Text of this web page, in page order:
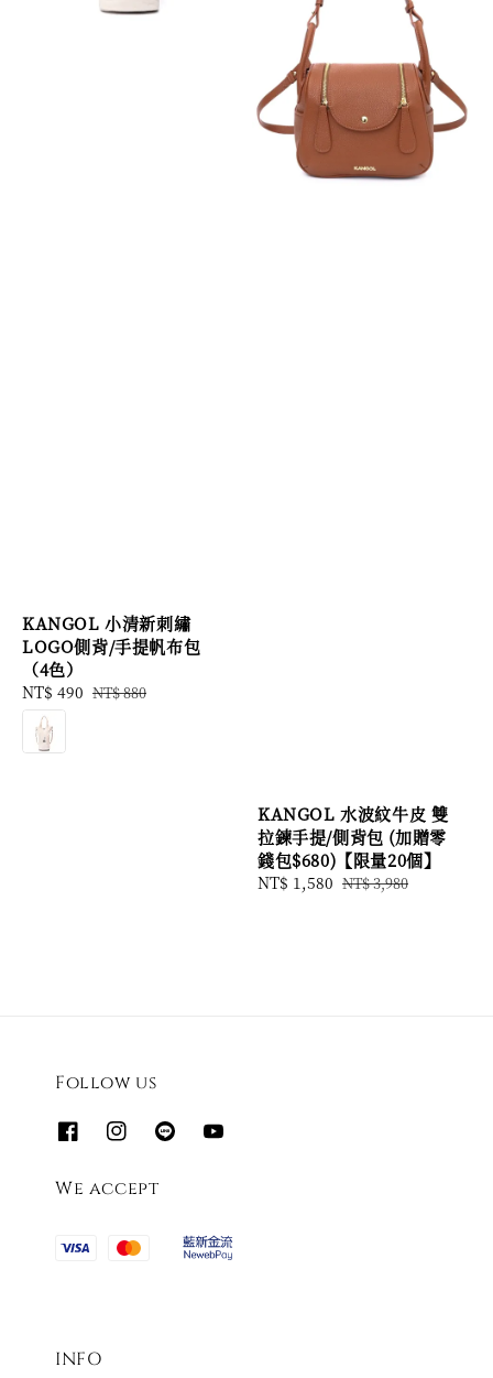
KANGOL 小清新刺繡
LOGO側背/手提帆布包
（4色）
Sale
price
NT$ 490 Regular
NT$ 880
KANGOL 水波紋牛皮 雙
拉鍊手提/側背包 (加贈零
錢包$680)【限量20個】
Sale
NT$ 1,580 Regular
NT$ 3,980
Follow us
We accept
INFO